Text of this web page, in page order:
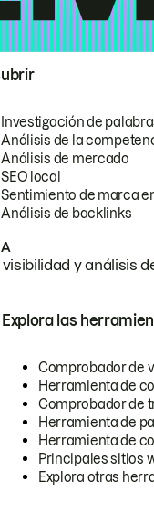
Investigación de
Análisis de la
Análisis de mercado
SEO local
Sentimiento de marca
Análisis de backlinks
y análisis
Explora las
Comprobador de
Herramienta de
Comprobador de
Herramienta de
Herramienta de
Principales sitios
Explora otras